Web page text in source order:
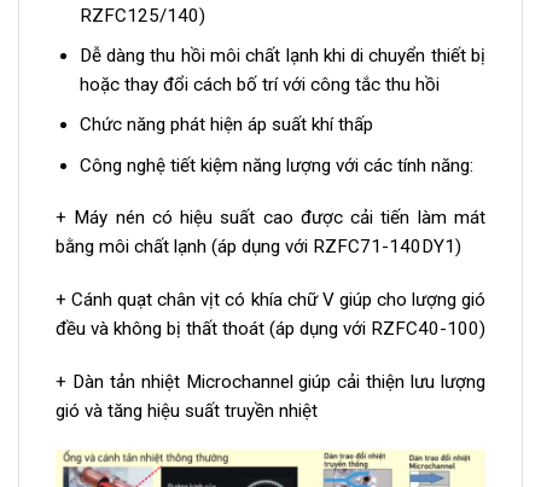
RZFC125/140)
Dễ dàng thu hồi môi chất lạnh khi di chuyển thiết bị
hoặc thay đổi cách bố trí với công tắc thu hồi
Chức năng phát hiện áp suất khí thấp
Công nghệ tiết kiệm năng lượng với các tính năng:
+ Máy nén có hiệu suất cao được cải tiến làm mát
bằng môi chất lạnh (áp dụng với RZFC71-140DY1)
+ Cánh quạt chân vịt có khía chữ V giúp cho lượng gió
đều và không bị thất thoát (áp dụng với RZFC40-100)
+ Dàn tản nhiệt Microchannel giúp cải thiện lưu lượng
gió và tăng hiệu suất truyền nhiệt